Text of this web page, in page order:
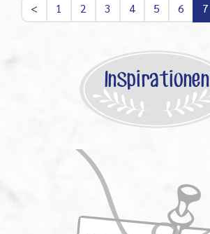
< 1 2 3 4 5 6 7
Inspirationen